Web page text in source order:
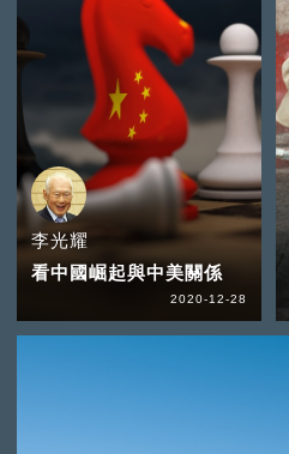
李光耀
看中國崛起與中美關係
2020-12-28